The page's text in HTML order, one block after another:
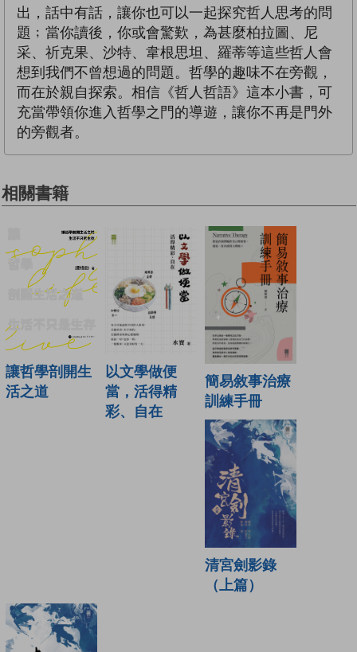
出，話中有話，讓你也可以一起探究哲人思考的問
題﹔當你讀後，你或會驚歎，為甚麼柏拉圖、尼
采、祈克果、沙特、韋根思坦、羅蒂等這些哲人會
想到我們不曾想過的問題。哲學的趣味不在旁觀，
而在於親自探索。相信《哲人哲語》這本小書，可
充當帶領你進入哲學之門的導遊，讓你不再是門外
的旁觀者。
相關書籍
讓哲學剖開生
活之道
以文學做便
當，活得精
彩、自在
簡易敘事治療
訓練手冊
清宮劍影錄
（上篇）